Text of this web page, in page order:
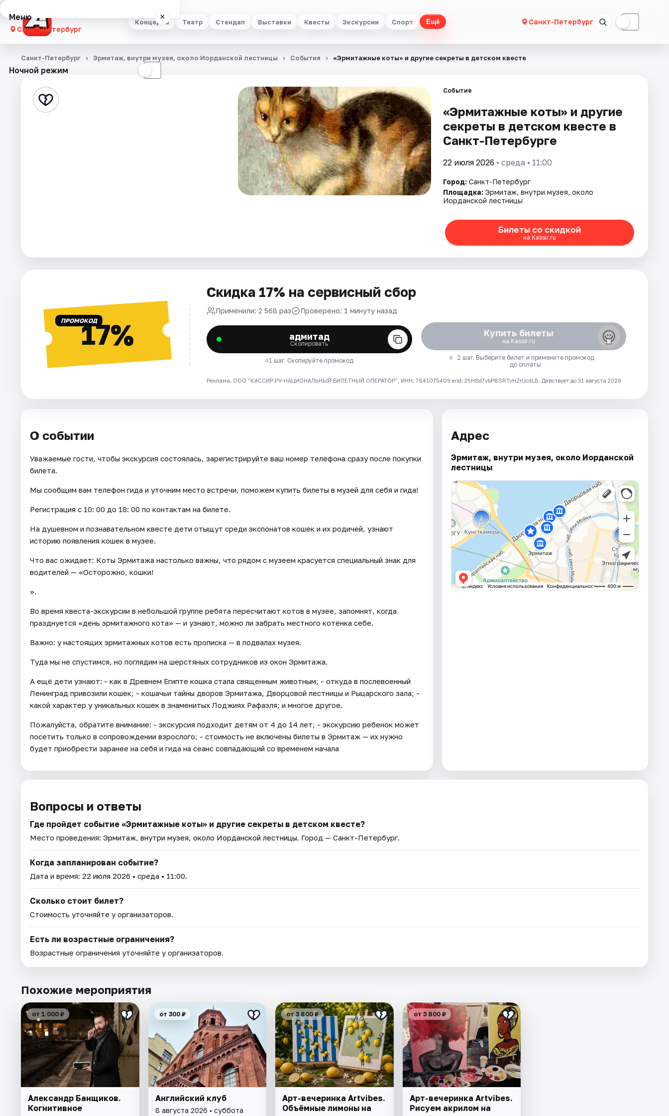
Концерты Театр Стендап Выставки Квесты Экскурсии Спорт Ещё Санкт-Петербург ☾
Меню ×
Санкт-Петербург
Концерты
Стендап
Рейтинги
Ночной режим ☾
Санкт-Петербург Эрмитаж, внутри музея, около Иорданской лестницы События «Эрмитажные коты» и другие секреты в детском квесте
Событие
«Эрмитажные коты» и другие
секреты в детском квесте в
Санкт-Петербурге
22 июля 2026 • среда • 11:00
Город: Санкт-Петербург
Площадка: Эрмитаж, внутри музея, около
Иорданской лестницы
Билеты со скидкой
на Kassir.ru
ПРОМОКОД17%
Скидка 17% на сервисный сбор
Применили: 2 568 раз Проверено: 1 минуту назад
адмитад
Скопировать
1 шаг. Скопируйте промокод
Купить билеты
на Kassir.ru
2 шаг. Выберите билет и примените промокод
до оплаты
Реклама. ООО "КАССИР.РУ-НАЦИОНАЛЬНЫЙ БИЛЕТНЫЙ ОПЕРАТОР", ИНН: 7841075409 erid: 25H8d7vbP8SRTvHZrUcdLB. Действует до 31 августа 2026
О событии
Уважаемые гости, чтобы экскурсия состоялась, зарегистрируйте ваш номер телефона сразу после покупки
билета.
Мы сообщим вам телефон гида и уточним место встречи, поможем купить билеты в музей для себя и гида!
Регистрация с 10: 00 до 18: 00 по контактам на билете.
На душевном и познавательном квесте дети отыщут среди экспонатов кошек и их родичей, узнают
историю появления кошек в музее.
Что вас ожидает: Коты Эрмитажа настолько важны, что рядом с музеем красуется специальный знак для
водителей — «Осторожно, кошки!
».
Во время квеста-экскурсии в небольшой группе ребята пересчитают котов в музее, запомнят, когда
празднуется «день эрмитажного кота» — и узнают, можно ли забрать местного котёнка себе.
Важно: у настоящих эрмитажных котов есть прописка — в подвалах музея.
Туда мы не спустимся, но поглядим на шерстяных сотрудников из окон Эрмитажа.
А ещё дети узнают: - как в Древнем Египте кошка стала священным животным; - откуда в послевоенный
Ленинград привозили кошек; - кошачьи тайны дворов Эрмитажа, Дворцовой лестницы и Рыцарского зала; -
какой характер у уникальных кошек в знаменитых Лоджиях Рафаэля; и многое другое.
Пожалуйста, обратите внимание: - экскурсия подходит детям от 4 до 14 лет; - экскурсию ребенок может
посетить только в сопровождении взрослого; - стоимость не включены билеты в Эрмитаж — их нужно
будет приобрести заранее на себя и гида на сеанс совпадающий со временем начала
Адрес
Эрмитаж, внутри музея, около Иорданской
лестницы
Вопросы и ответы
Где пройдет событие «Эрмитажные коты» и другие секреты в детском квесте?
Место проведения: Эрмитаж, внутри музея, около Иорданской лестницы. Город — Санкт-Петербург.
Когда запланирован событие?
Дата и время: 22 июля 2026 • среда • 11:00.
Сколько стоит билет?
Стоимость уточняйте у организаторов.
Есть ли возрастные ограничения?
Возрастные ограничения уточняйте у организаторов.
Похожие мероприятия
от 1 000 ₽
Александр Банщиков.
Когнитивное
от 300 ₽
Английский клуб
8 августа 2026 • суббота
от 3 800 ₽
Арт-вечеринка Artvibes.
Объёмные лимоны на
от 3 800 ₽
Арт-вечеринка Artvibes.
Рисуем акрилом на